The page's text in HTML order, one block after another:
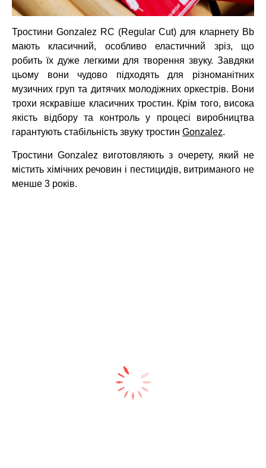
Тростини Gonzalez RC (Regular Cut) для кларнету Bb
мають класичний, особливо еластичний зріз, що
робить їх дуже легкими для творення звуку. Завдяки
цьому вони чудово підходять для різноманітних
музичних груп та дитячих молодіжних оркестрів. Вони
трохи яскравіше класичних тростин. Крім того, висока
якість відбору та контроль у процесі виробництва
гарантують стабільність звуку тростин Gonzalez.
Тростини Gonzalez виготовляють з очерету, який не
містить хімічних речовин і пестицидів, витриманого не
менше 3 років.